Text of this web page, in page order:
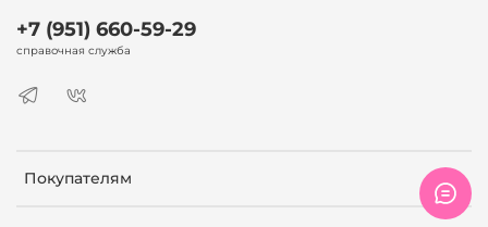
Покупателям
+7 (951) 660-59-29
справочная служба